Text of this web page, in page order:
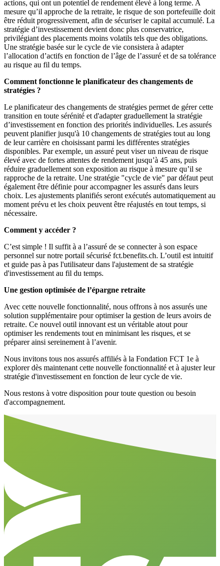
actions, qui ont un potentiel de rendement élevé à long terme. A
mesure qu’il approche de la retraite, le risque de son portefeuille doit
être réduit progressivement, afin de sécuriser le capital accumulé. La
stratégie d’investissement devient donc plus conservatrice,
privilégiant des placements moins volatils tels que des obligations.
Une stratégie basée sur le cycle de vie consistera à adapter
l’allocation d’actifs en fonction de l’âge de l’assuré et de sa tolérance
au risque au fil du temps.
Comment fonctionne le planificateur des changements de
stratégies ?
Le planificateur des changements de stratégies permet de gérer cette
transition en toute sérénité et d'adapter graduellement la stratégie
d’investissement en fonction des priorités individuelles. Les assurés
peuvent planifier jusqu'à 10 changements de stratégies tout au long
de leur carrière en choisissant parmi les différentes stratégies
disponibles. Par exemple, un assuré peut viser un niveau de risque
élevé avec de fortes attentes de rendement jusqu’à 45 ans, puis
réduire graduellement son exposition au risque à mesure qu’il se
rapproche de la retraite. Une stratégie "cycle de vie" par défaut peut
également être définie pour accompagner les assurés dans leurs
choix. Les ajustements planifiés seront exécutés automatiquement au
moment prévu et les choix peuvent être réajustés en tout temps, si
nécessaire.
Comment y accéder ?
C’est simple ! Il suffit à a l’assuré de se connecter à son espace
personnel sur notre portail sécurisé fct.benefits.ch. L’outil est intuitif
et guide pas à pas l'utilisateur dans l'ajustement de sa stratégie
d'investissement au fil du temps.
Une gestion optimisée de l’épargne retraite
Avec cette nouvelle fonctionnalité, nous offrons à nos assurés une
solution supplémentaire pour optimiser la gestion de leurs avoirs de
retraite. Ce nouvel outil innovant est un véritable atout pour
optimiser les rendements tout en minimisant les risques, et se
préparer ainsi sereinement à l’avenir.
Nous invitons tous nos assurés affiliés à la Fondation FCT 1e à
explorer dès maintenant cette nouvelle fonctionnalité et à ajuster leur
stratégie d'investissement en fonction de leur cycle de vie.
Nous restons à votre disposition pour toute question ou besoin
d'accompagnement.
Aller en haut de la page
Bas de page